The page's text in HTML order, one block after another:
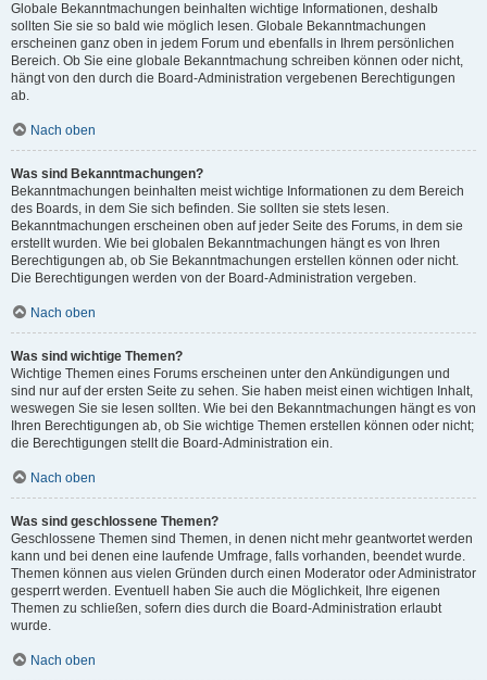
Globale Bekanntmachungen beinhalten wichtige Informationen, deshalb
sollten Sie sie so bald wie möglich lesen. Globale Bekanntmachungen
erscheinen ganz oben in jedem Forum und ebenfalls in Ihrem persönlichen
Bereich. Ob Sie eine globale Bekanntmachung schreiben können oder nicht,
hängt von den durch die Board-Administration vergebenen Berechtigungen
ab.
Nach oben
Was sind Bekanntmachungen?
Bekanntmachungen beinhalten meist wichtige Informationen zu dem Bereich
des Boards, in dem Sie sich befinden. Sie sollten sie stets lesen.
Bekanntmachungen erscheinen oben auf jeder Seite des Forums, in dem sie
erstellt wurden. Wie bei globalen Bekanntmachungen hängt es von Ihren
Berechtigungen ab, ob Sie Bekanntmachungen erstellen können oder nicht.
Die Berechtigungen werden von der Board-Administration vergeben.
Nach oben
Was sind wichtige Themen?
Wichtige Themen eines Forums erscheinen unter den Ankündigungen und
sind nur auf der ersten Seite zu sehen. Sie haben meist einen wichtigen Inhalt,
weswegen Sie sie lesen sollten. Wie bei den Bekanntmachungen hängt es von
Ihren Berechtigungen ab, ob Sie wichtige Themen erstellen können oder nicht;
die Berechtigungen stellt die Board-Administration ein.
Nach oben
Was sind geschlossene Themen?
Geschlossene Themen sind Themen, in denen nicht mehr geantwortet werden
kann und bei denen eine laufende Umfrage, falls vorhanden, beendet wurde.
Themen können aus vielen Gründen durch einen Moderator oder Administrator
gesperrt werden. Eventuell haben Sie auch die Möglichkeit, Ihre eigenen
Themen zu schließen, sofern dies durch die Board-Administration erlaubt
wurde.
Nach oben